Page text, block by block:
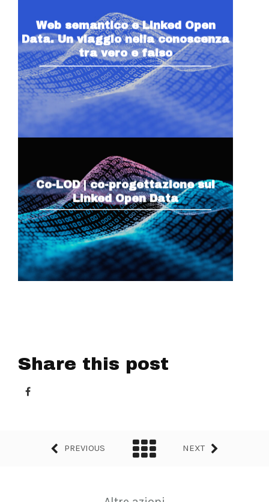
Web semantico e Linked Open
Data. Un viaggio nella conoscenza
tra vero e falso
Co-LOD | co-progettazione sui
Linked Open Data
Share this post
PREVIOUS NEXT